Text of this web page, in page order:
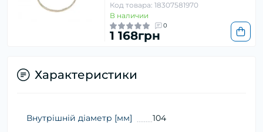
Код товара: 18307581970
В наличии
0
1 168грн
Характеристики
Внутрішній діаметр [мм] 104